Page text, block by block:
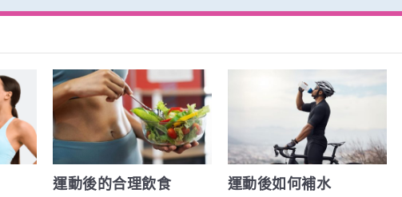
運動後的合理飲食 運動後如何補水